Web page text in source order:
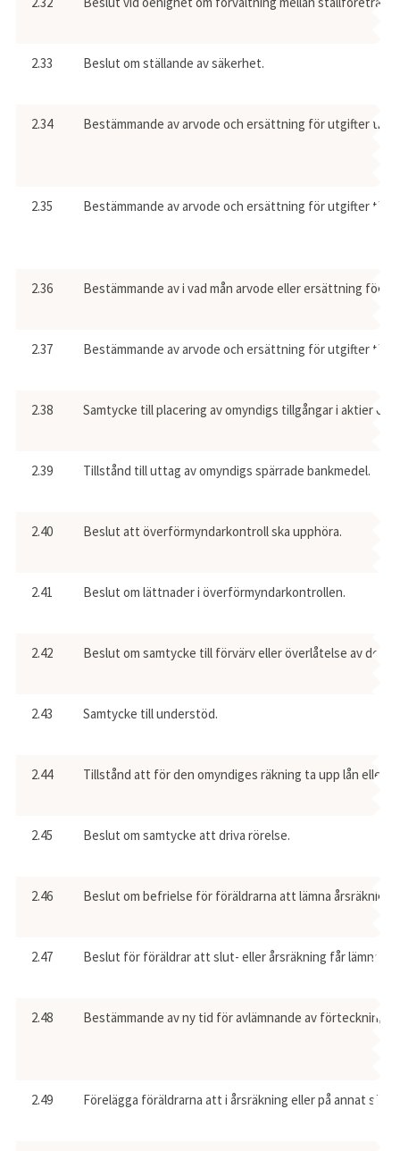
2.33 Beslut om ställande av säkerhet.
2.34 Bestämmande av arvode och ersättning för utgifter till
2.35 Bestämmande av arvode och ersättning för utgifter till
2.36 Bestämmande av i vad mån arvode eller ersättning för
2.37 Bestämmande av arvode och ersättning för utgifter till
2.38 Samtycke till placering av omyndigs tillgångar i aktier
2.39 Tillstånd till uttag av omyndigs spärrade bankmedel.
2.40 Beslut att överförmyndarkontroll ska upphöra.
2.41 Beslut om lättnader i överförmyndarkontrollen.
2.42 Beslut om samtycke till förvärv eller överlåtelse av den
2.43 Samtycke till understöd.
2.44 Tillstånd att för den omyndiges räkning ta upp lån eller
2.45 Beslut om samtycke att driva rörelse.
2.46 Beslut om befrielse för föräldrarna att lämna årsräkning
2.47 Beslut för föräldrar att slut- eller årsräkning får lämnas i
2.48 Bestämmande av ny tid för avlämnande av förteckning,
2.49 Förelägga föräldrarna att i årsräkning eller på annat